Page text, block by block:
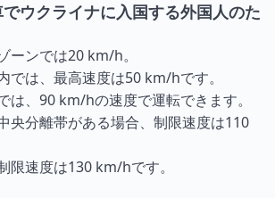
ウクライナに入国する外国人のた
ーンでは20 km/h。
では、最高速度は50 km/hです。
は、90 km/hの速度で運転できます。
央分離帯がある場合、制限速度は110
限速度は130 km/hです。